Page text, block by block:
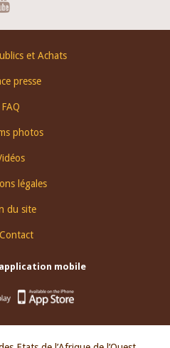
et Achats
presse
FAQ
photos
légales
du site
Contact
mobile